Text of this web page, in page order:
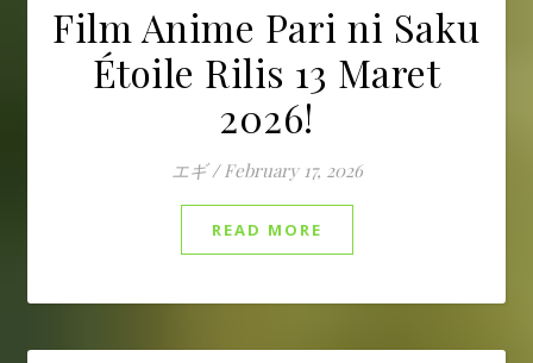
Film Anime Pari ni Saku
Étoile Rilis 13 Maret
2026!
エギ / February 17, 2026
READ MORE